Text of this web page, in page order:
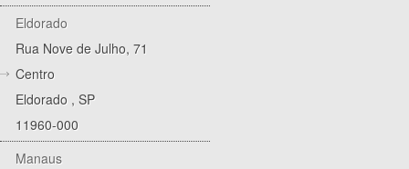
Eldorado
Rua Nove de Julho, 71
Centro
Eldorado , SP
11960-000
Manaus